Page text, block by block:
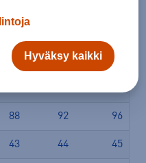
92
88 92 96
43 44 45
Hyväksy kaikki